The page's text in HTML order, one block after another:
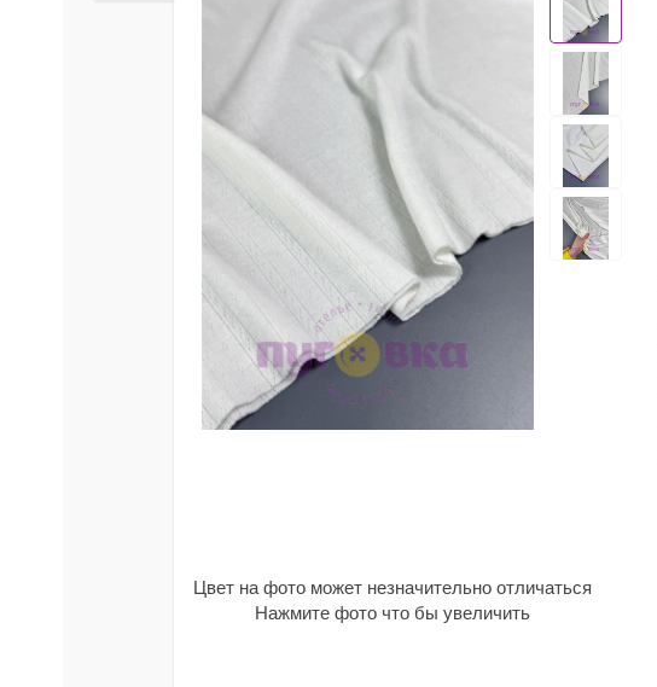
Цвет на фото может незначительно отличаться
Нажмите фото что бы увеличить